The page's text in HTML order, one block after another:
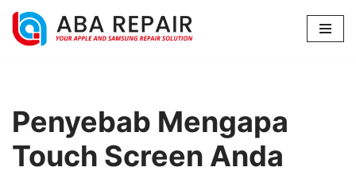
Lompat
Penyebab Mengapa
Touch Screen Anda